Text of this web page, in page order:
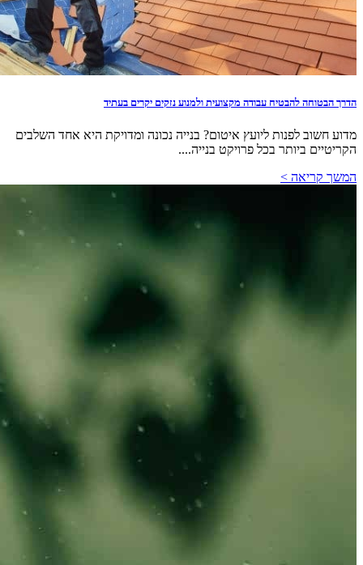
הדרך הבטוחה להבטיח עבודה מקצועית ולמנוע נזקים יקרים בעתיד
מדוע חשוב לפנות ליועץ איטום? בנייה נכונה ומדויקת היא אחד השלבים
הקריטיים ביותר בכל פרויקט בנייה....
המשך קריאה >